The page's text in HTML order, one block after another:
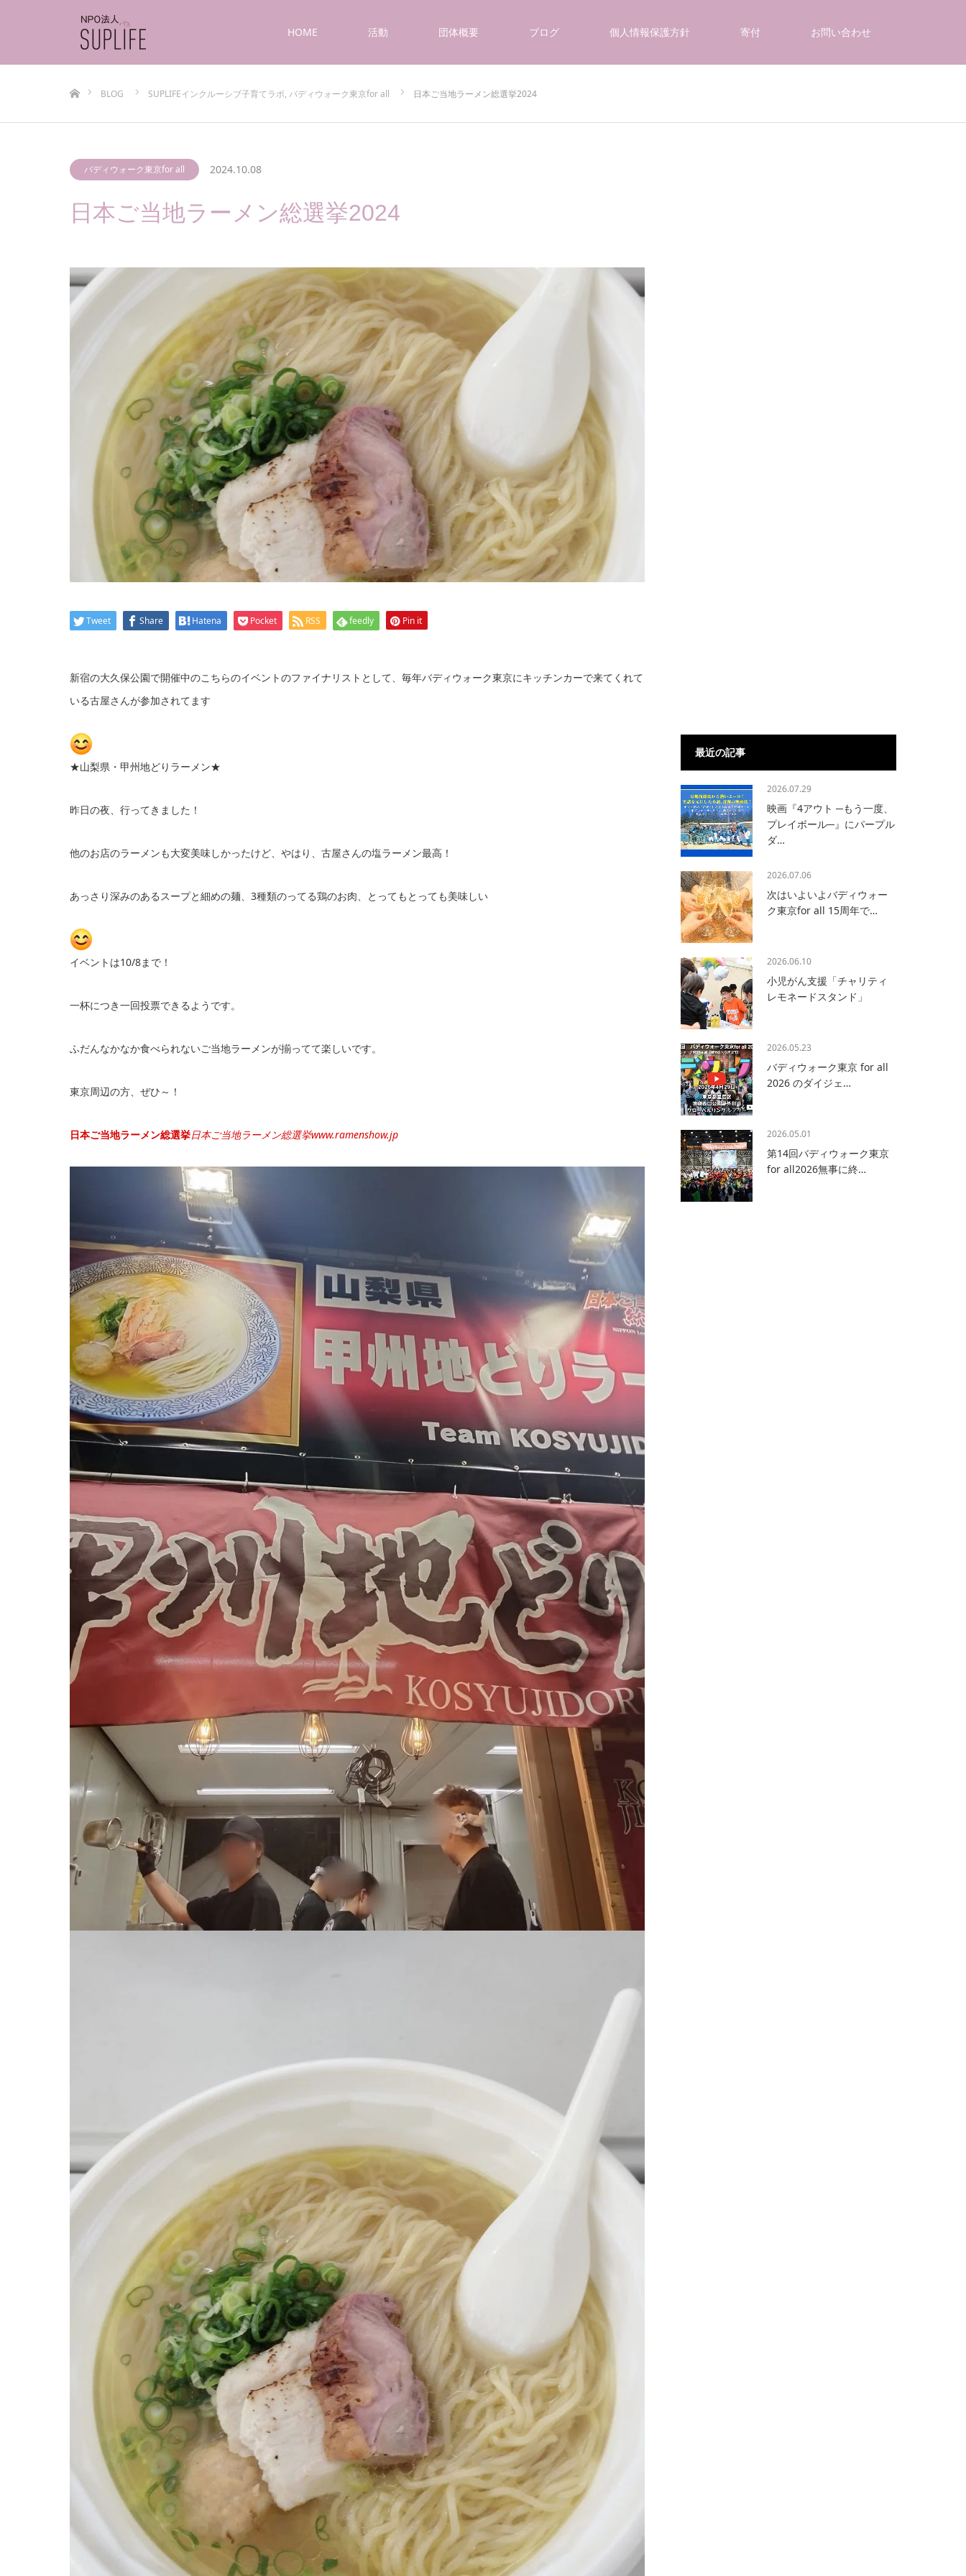
HOME 活動 団体概要 ブログ 個人情報保護方針 寄付 お問い合わせ
BLOG
SUPLIFEインクルーシブ子育てラボ, バディウォーク東京for all 日本ご当地ラーメン総選挙2024
バディウォーク東京for all 2024.10.08
日本ご当地ラーメン総選挙2024
Tweet Share Hatena Pocket RSS feedly Pin it
新宿の大久保公園で開催中のこちらのイベントのファイナリストとして、毎年バディウォーク東京にキッチンカーで来てくれて
いる古屋さんが参加されてます
★山梨県・甲州地どりラーメン★
昨日の夜、行ってきました！
他のお店のラーメンも大変美味しかったけど、やはり、古屋さんの塩ラーメン最高！
あっさり深みのあるスープと細めの麺、3種類のってる鶏のお肉、とってもとっても美味しい
イベントは10/8まで！
一杯につき一回投票できるようです。
ふだんなかなか食べられないご当地ラーメンが揃ってて楽しいです。
東京周辺の方、ぜひ～！
日本ご当地ラーメン総選挙日本ご当地ラーメン総選挙www.ramenshow.jp
最近の記事
2026.07.29
映画『4アウト ─もう一度、
プレイボール─』にパープル
ダ…
2026.07.06
次はいよいよバディウォー
ク東京for all 15周年で…
2026.06.10
小児がん支援「チャリティ
レモネードスタンド」
2026.05.23
バディウォーク東京 for all
2026 のダイジェ…
2026.05.01
第14回バディウォーク東京
for all2026無事に終…